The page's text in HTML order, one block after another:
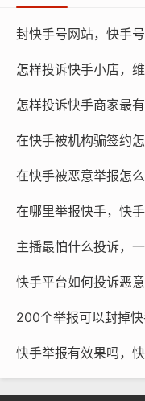
递理性与尊重，共同
是我们应有的数字素
短视频代举报
本文链接：https://
ks主页举报 kds举
主播最怕什么投诉，